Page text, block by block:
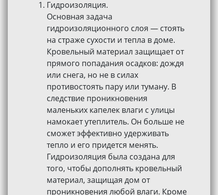
Гидроизоляция.
Основная задача
гидроизоляционного слоя — стоять
на страже сухости и тепла в доме.
Кровельный материал защищает от
прямого попадания осадков: дождя
или снега, но не в силах
противостоять пару или туману. В
следствие проникновения
маленьких капелек влаги с улицы
намокает утеплитель. Он больше не
сможет эффективно удерживать
тепло и его придется менять.
Гидроизоляция была создана для
того, чтобы дополнять кровельный
материал, защищая дом от
проникновения любой влаги. Кроме